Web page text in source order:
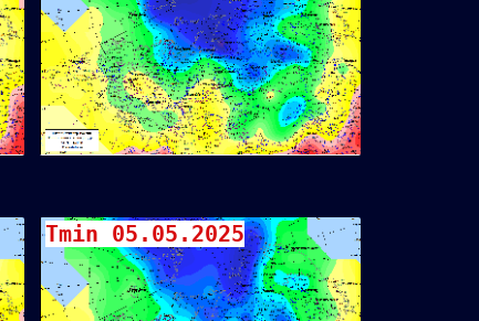
Tmin 05.05.2025